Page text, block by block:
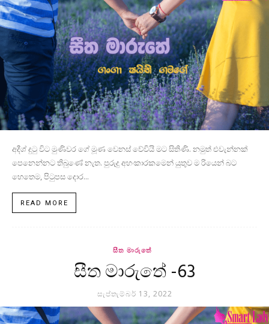
අදීශ් දුටු විට මුණිවර ගේ මූණ වෙනස් වේවියි මට සිතිණි. නමුත් එවැන්නක්
පෙනෙන්නට තිබුණේ නැත. පුරුදු අහංකාරකමෙන් යුතුව ම රියෙන් බට
හෙතෙම, පිටුපස දොර...
READ MORE
සීත මාරුතේ
සීත මාරුතේ -63
සැප්තැම්බර් 13, 2022